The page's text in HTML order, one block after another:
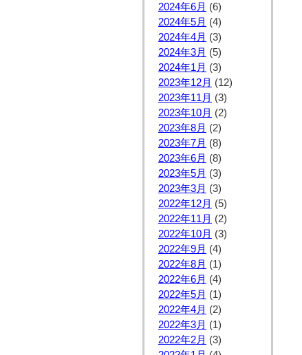
2024年6月 (6)
2024年5月 (4)
2024年4月 (3)
2024年3月 (5)
2024年1月 (3)
2023年12月 (12)
2023年11月 (3)
2023年10月 (2)
2023年8月 (2)
2023年7月 (8)
2023年6月 (8)
2023年5月 (3)
2023年3月 (3)
2022年12月 (5)
2022年11月 (2)
2022年10月 (3)
2022年9月 (4)
2022年8月 (1)
2022年6月 (4)
2022年5月 (1)
2022年4月 (2)
2022年3月 (1)
2022年2月 (3)